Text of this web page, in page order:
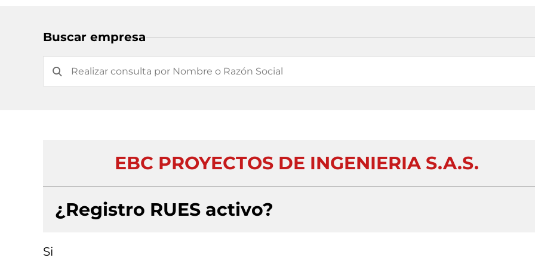
Buscar empresa
EBC PROYECTOS DE INGENIERIA S.A.S.
¿Registro RUES activo?
Si